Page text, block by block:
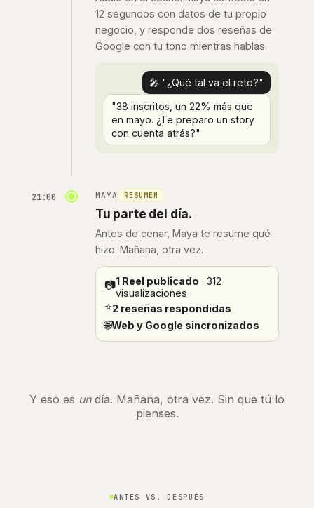
12 segundos con datos de tu propio
negocio, y responde dos reseñas de
Google con tu tono mientras hablas.
🎤 "¿Qué tal va el reto?"
"38 inscritos, un 22% más que
en mayo. ¿Te preparo un story
con cuenta atrás?"
21:00 MAYA RESUMEN
Tu parte del día.
Antes de cenar, Maya te resume qué
hizo. Mañana, otra vez.
📷1 Reel publicado · 312
visualizaciones
⭐2 reseñas respondidas
🌐Web y Google sincronizados
Y eso es undía. Mañana, otra vez. Sin que tú lo
pienses.
ANTES VS. DESPUÉS